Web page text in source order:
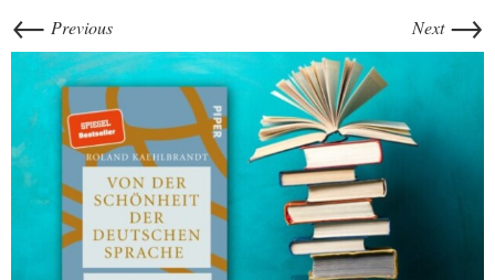
← Previous Next →